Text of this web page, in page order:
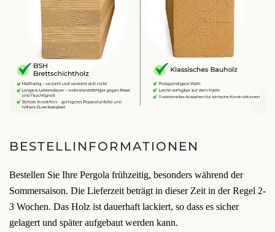
BESTELLINFORMATIONEN
Bestellen Sie Ihre Pergola frühzeitig, besonders während der
Sommersaison. Die Lieferzeit beträgt in dieser Zeit in der Regel 2-
3 Wochen. Das Holz ist dauerhaft lackiert, so dass es sicher
gelagert und später aufgebaut werden kann.